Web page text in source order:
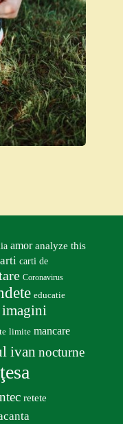
amor analyze this
carti de
Coronavirus
educatie
imagini
limite mancare
ivan nocturne
retete